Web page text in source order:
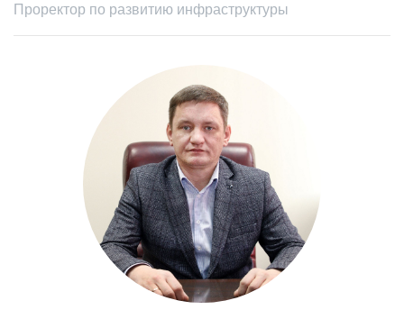
Проректор по развитию инфраструктуры